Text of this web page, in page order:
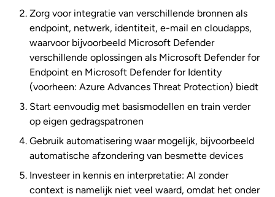
Zorg voor integratie van verschillende bronnen als
endpoint, netwerk, identiteit, e-mail en cloudapps,
waarvoor bijvoorbeeld Microsoft Defender
verschillende oplossingen als Microsoft Defender for
Endpoint en Microsoft Defender for Identity
(voorheen: Azure Advances Threat Protection) biedt
Start eenvoudig met basismodellen en train verder
op eigen gedragspatronen
Gebruik automatisering waar mogelijk, bijvoorbeeld
automatische afzondering van besmette devices
Investeer in kennis en interpretatie: AI zonder
context is namelijk niet veel waard, omdat het onder